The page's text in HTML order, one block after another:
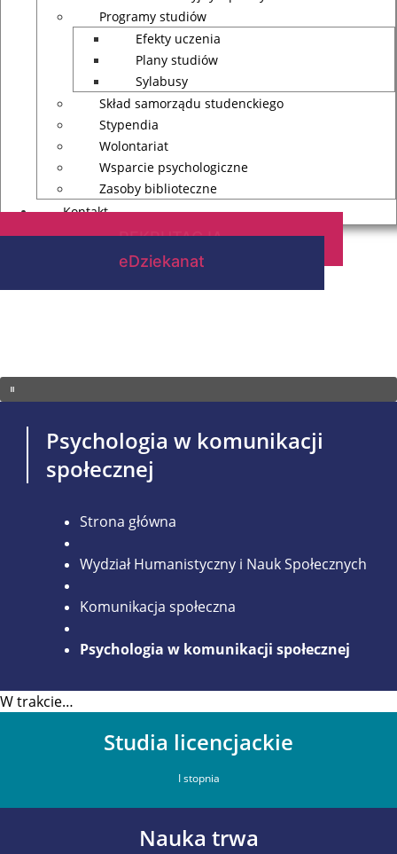
Programy studiów
Efekty uczenia
Plany studiów
Sylabusy
Skład samorządu studenckiego
Stypendia
Wolontariat
Wsparcie psychologiczne
Zasoby biblioteczne
Kontakt
REKRUTACJA
eDziekanat
Psychologia w komunikacji
społecznej
Strona główna
Wydział Humanistyczny i Nauk Społecznych
Komunikacja społeczna
Psychologia w komunikacji społecznej
W trakcie…
Studia licencjackie
I stopnia
Nauka trwa